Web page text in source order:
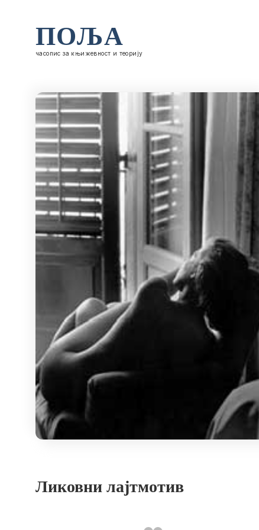
ПОЉА
часопис за књижевност и теорију
Ликовни лајтмотив